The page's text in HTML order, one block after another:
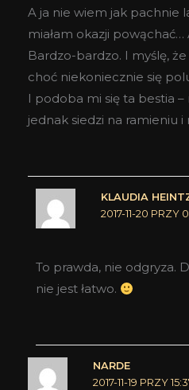
A ja nie wiem jak pachnie
miałam okazji
Bardzo-bardzo. I myślę,
choć niekoniecznie się
I podoba mi się ta bestia –
jednak siedzi na ramieniu i
KLAUDIA
2017-11-20 PRZY
To prawda, nie odgryza.
nie jest łatwo.
NARDE
2017-11-19 PRZY